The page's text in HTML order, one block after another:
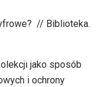
// Biblioteka.
jako sposób
i ochrony